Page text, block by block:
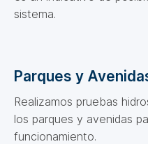
sistema.
Parques y
Realizamos pruebas
los parques y avenidas
funcionamiento.